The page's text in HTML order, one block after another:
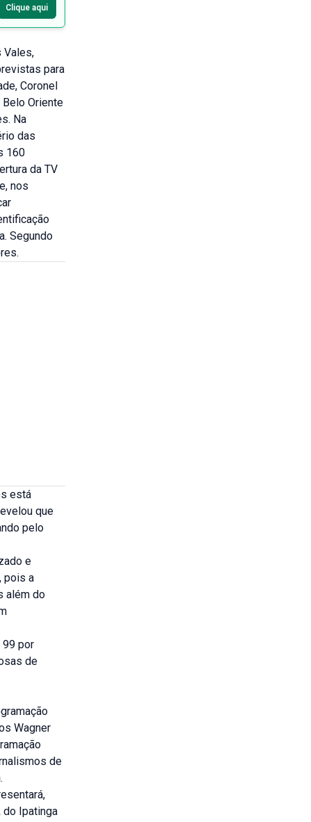
Clique aqui
Vales,
para
Coronel
Belo Oriente
Na
das
160
da TV
nos
Segundo
está
que
pelo
e
pois a
além do
99 por
de
Wagner
de
do Ipatinga